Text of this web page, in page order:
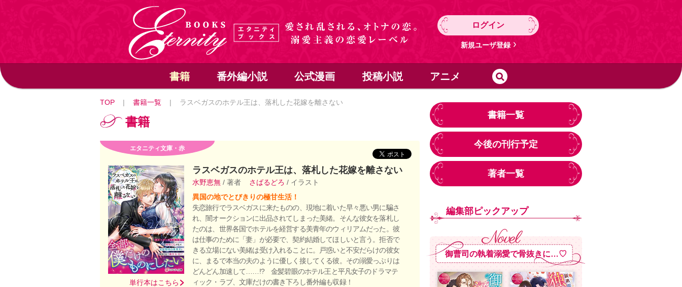
ログイン
新規ユーザ登録
書籍 番外編小説 公式漫画 投稿小説 アニメ
TOP | 書籍一覧 | ラスベガスのホテル王は、落札した花嫁を離さない
書籍
エタニティ文庫・赤
単行本はこちら
ラスベガスのホテル王は、落札した花嫁を離さない
水野恵無 / 著者 さばるどろ / イラスト
異国の地でとびきりの極甘生活！
失恋旅行でラスベガスに来たものの、現地に着いた早々悪い男に騙さ
れ、闇オークションに出品されてしまった美緒。そんな彼女を落札し
たのは、世界各国でホテルを経営する美青年のウィリアムだった。彼
は仕事のために「妻」が必要で、契約結婚してほしいと言う。拒否で
きる立場にない美緒は受け入れることに。戸惑いと不安だらけの彼女
に、まるで本当の夫のように優しく接してくる彼。その溺愛っぷりは
どんどん加速して……!? 金髪碧眼のホテル王と平凡女子のドラマテ
ィック・ラブ、文庫だけの書き下ろし番外編も収録！
書籍一覧
今後の刊行予定
著者一覧
編集部ピックアップ
御曹司の執着溺愛で骨抜きに…♡